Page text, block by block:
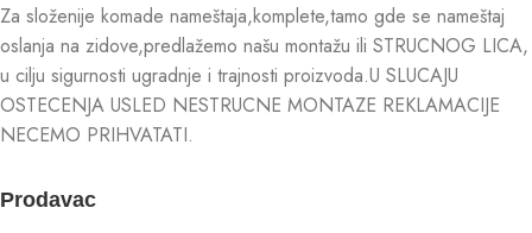
Za složenije komade nameštaja,komplete,tamo gde se nameštaj
oslanja na zidove,predlažemo našu montažu ili STRUCNOG LICA,
u cilju sigurnosti ugradnje i trajnosti proizvoda.U SLUCAJU
OSTECENJA USLED NESTRUCNE MONTAZE REKLAMACIJE
NECEMO PRIHVATATI.
Prodavac